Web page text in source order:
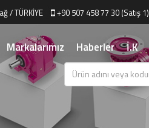
/ TÜRKİYE +90 507 458 77 30 (Satış 1)
Markalarımız Haberler İ.K